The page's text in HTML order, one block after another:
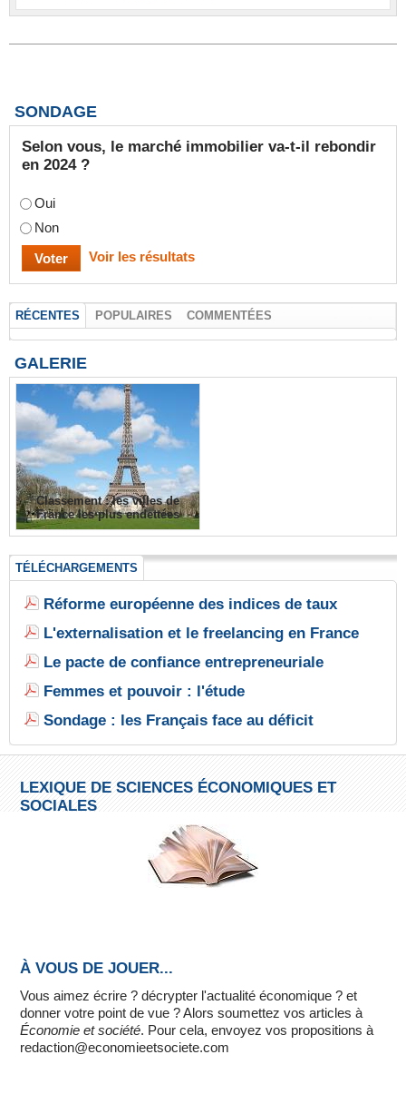
SONDAGE
Selon vous, le marché immobilier va-t-il rebondir
en 2024 ?
Oui
Non
Voir les résultats
RÉCENTES POPULAIRES COMMENTÉES
GALERIE
Classement : les villes de
France les plus endettées
TÉLÉCHARGEMENTS
Réforme européenne des indices de taux
L'externalisation et le freelancing en France
Le pacte de confiance entrepreneuriale
Femmes et pouvoir : l'étude
Sondage : les Français face au déficit
LEXIQUE DE SCIENCES ÉCONOMIQUES ET
SOCIALES
À VOUS DE JOUER...
Vous aimez écrire ? décrypter l'actualité économique ? et
donner votre point de vue ? Alors soumettez vos articles à
Économie et société. Pour cela, envoyez vos propositions à
redaction@economieetsociete.com